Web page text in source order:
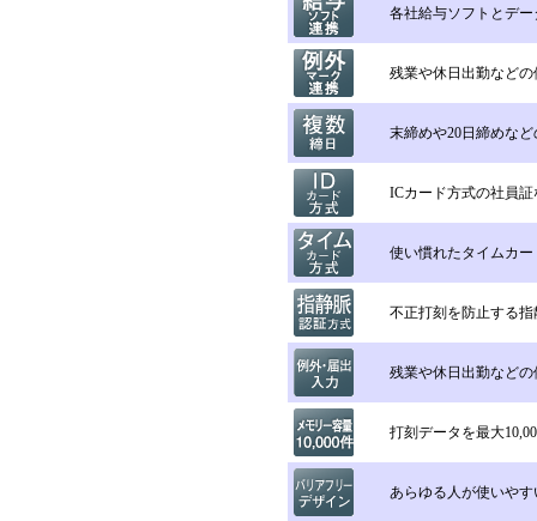
各社給与ソフトとデ
残業や休日出勤など
末締めや20日締めな
ICカード方式の社員
使い慣れたタイムカ
不正打刻を防止する
残業や休日出勤など
打刻データを最大
あらゆる人が使いや